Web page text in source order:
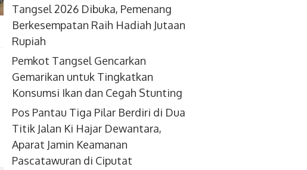
Tangsel 2026 Dibuka, Pemenang
Berkesempatan Raih Hadiah Jutaan
Rupiah
Pemkot Tangsel Gencarkan
Gemarikan untuk Tingkatkan
Konsumsi Ikan dan Cegah Stunting
Pos Pantau Tiga Pilar Berdiri di Dua
Titik Jalan Ki Hajar Dewantara,
Aparat Jamin Keamanan
Pascatawuran di Ciputat